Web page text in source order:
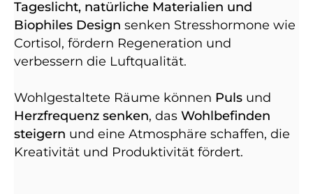
Tageslicht, natürliche Materialien und
Biophiles Design senken Stresshormone wie
Cortisol, fördern Regeneration und
verbessern die Luftqualität.
Wohlgestaltete Räume können Puls und
Herzfrequenz senken, das Wohlbefinden
steigern und eine Atmosphäre schaffen, die
Kreativität und Produktivität fördert.